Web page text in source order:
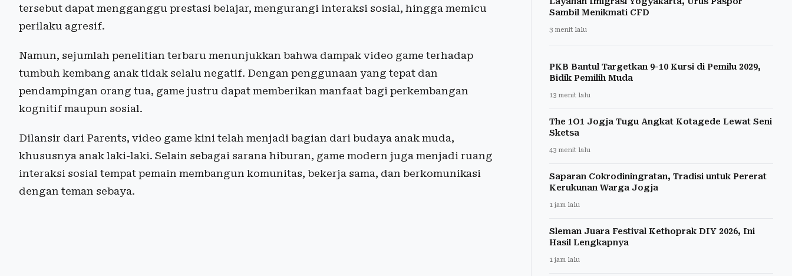
tersebut dapat mengganggu prestasi belajar, mengurangi interaksi sosial, hingga memicu
perilaku agresif.
Namun, sejumlah penelitian terbaru menunjukkan bahwa dampak video game terhadap
tumbuh kembang anak tidak selalu negatif. Dengan penggunaan yang tepat dan
pendampingan orang tua, game justru dapat memberikan manfaat bagi perkembangan
kognitif maupun sosial.
Dilansir dari Parents, video game kini telah menjadi bagian dari budaya anak muda,
khususnya anak laki-laki. Selain sebagai sarana hiburan, game modern juga menjadi ruang
interaksi sosial tempat pemain membangun komunitas, bekerja sama, dan berkomunikasi
dengan teman sebaya.
Sambil Menikmati CFD
3 menit lalu
PKB Bantul Targetkan 9-10 Kursi di Pemilu 2029,
Bidik Pemilih Muda
13 menit lalu
The 1O1 Jogja Tugu Angkat Kotagede Lewat Seni
Sketsa
43 menit lalu
Saparan Cokrodiningratan, Tradisi untuk Pererat
Kerukunan Warga Jogja
1 jam lalu
Sleman Juara Festival Kethoprak DIY 2026, Ini
Hasil Lengkapnya
1 jam lalu